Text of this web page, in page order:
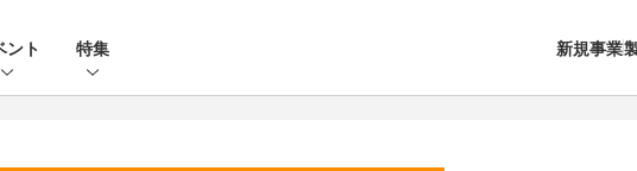
ント 特集 新規事業